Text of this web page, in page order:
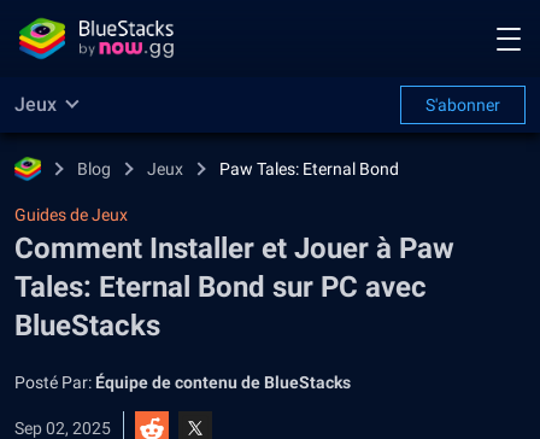
Jeux S'abonner
Blog Jeux Paw Tales: Eternal Bond
Guides de Jeux
Comment Installer et Jouer à Paw
Tales: Eternal Bond sur PC avec
BlueStacks
Posté Par: Équipe de contenu de BlueStacks
Sep 02, 2025